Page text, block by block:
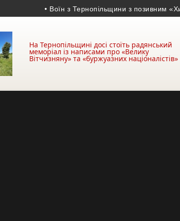
• Воїн з Тернопільщини з позивним
На Тернопільщині досі стоїть радянський
меморіал із написами про «Велику
Вітчизняну» та «буржуазних націоналістів»